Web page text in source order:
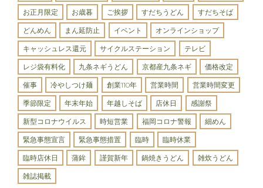
お正月限定 お歳暮 ご挨拶 すだちうどん すだちそば
どんめん まん延防止 イベント オンラインショップ
キャッシュレス還元 サイクルステーション テレビ
レジ袋有料化 九条ネギうどん 京都産九条ネギ 価格改定
催事 冷やしつけ麺 創業110年 営業時間 営業時間変更
季節限定 年末年始 年越しそば 店休日 感謝祭
新型コロナウイルス 時短営業 福岡コロナ警報 細めん
緊急事態宣言 緊急事態措置 臨時 臨時休業
臨時店休日 蒲鉾 謹賀新年 鍋焼きうどん 雑炊うどん
雑誌掲載